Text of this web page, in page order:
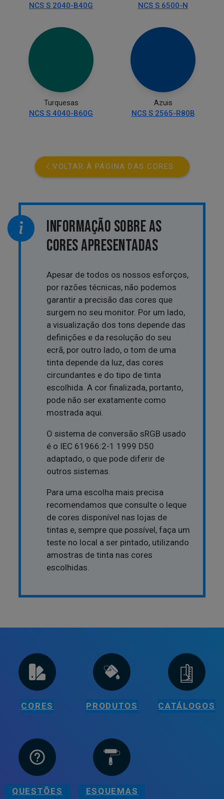
NCS S 2040-B40G NCS S 6500-N
Turquesas
NCS S 4040-B60G
Azuis
NCS S 2565-R80B
VOLTAR À PÁGINA DAS CORES
INFORMAÇÃO SOBRE AS
CORES APRESENTADAS
Apesar de todos os nossos esforços,
por razões técnicas, não podemos
garantir a precisão das cores que
surgem no seu monitor. Por um lado,
a visualização dos tons depende das
definições e da resolução do seu
ecrã, por outro lado, o tom de uma
tinta depende da luz, das cores
circundantes e do tipo de tinta
escolhida. A cor finalizada, portanto,
pode não ser exatamente como
mostrada aqui.
O sistema de conversão sRGB usado
é o IEC 61966:2-1 1999 D50
adaptado, o que pode diferir de
outros sistemas.
Para uma escolha mais precisa
recomendamos que consulte o leque
de cores disponível nas lojas de
tintas e, sempre que possível, faça um
teste no local a ser pintado, utilizando
amostras de tinta nas cores
escolhidas.
CORES PRODUTOS CATÁLOGOS
QUESTÕES
ESQUEMAS